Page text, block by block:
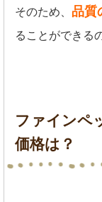
そのため、 品質
ることができる
ファインペ
価格は？